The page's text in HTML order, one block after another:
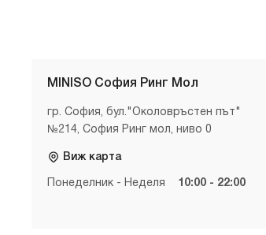
MINISO София Ринг Мол
гр. София, бул."Околовръстен път"
№214, София Ринг мол, ниво 0
Виж карта
Понеделник - Неделя 10:00 - 22:00